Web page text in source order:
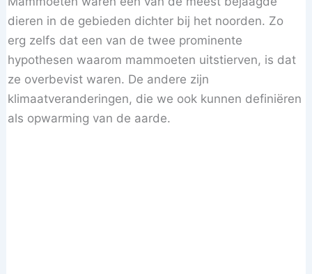
dieren in de gebieden dichter bij het noorden. Zo
erg zelfs dat een van de twee prominente
hypothesen waarom mammoeten uitstierven, is dat
ze overbevist waren. De andere zijn
klimaatveranderingen, die we ook kunnen definiëren
als opwarming van de aarde.